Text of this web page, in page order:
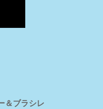
＆ブラシレ